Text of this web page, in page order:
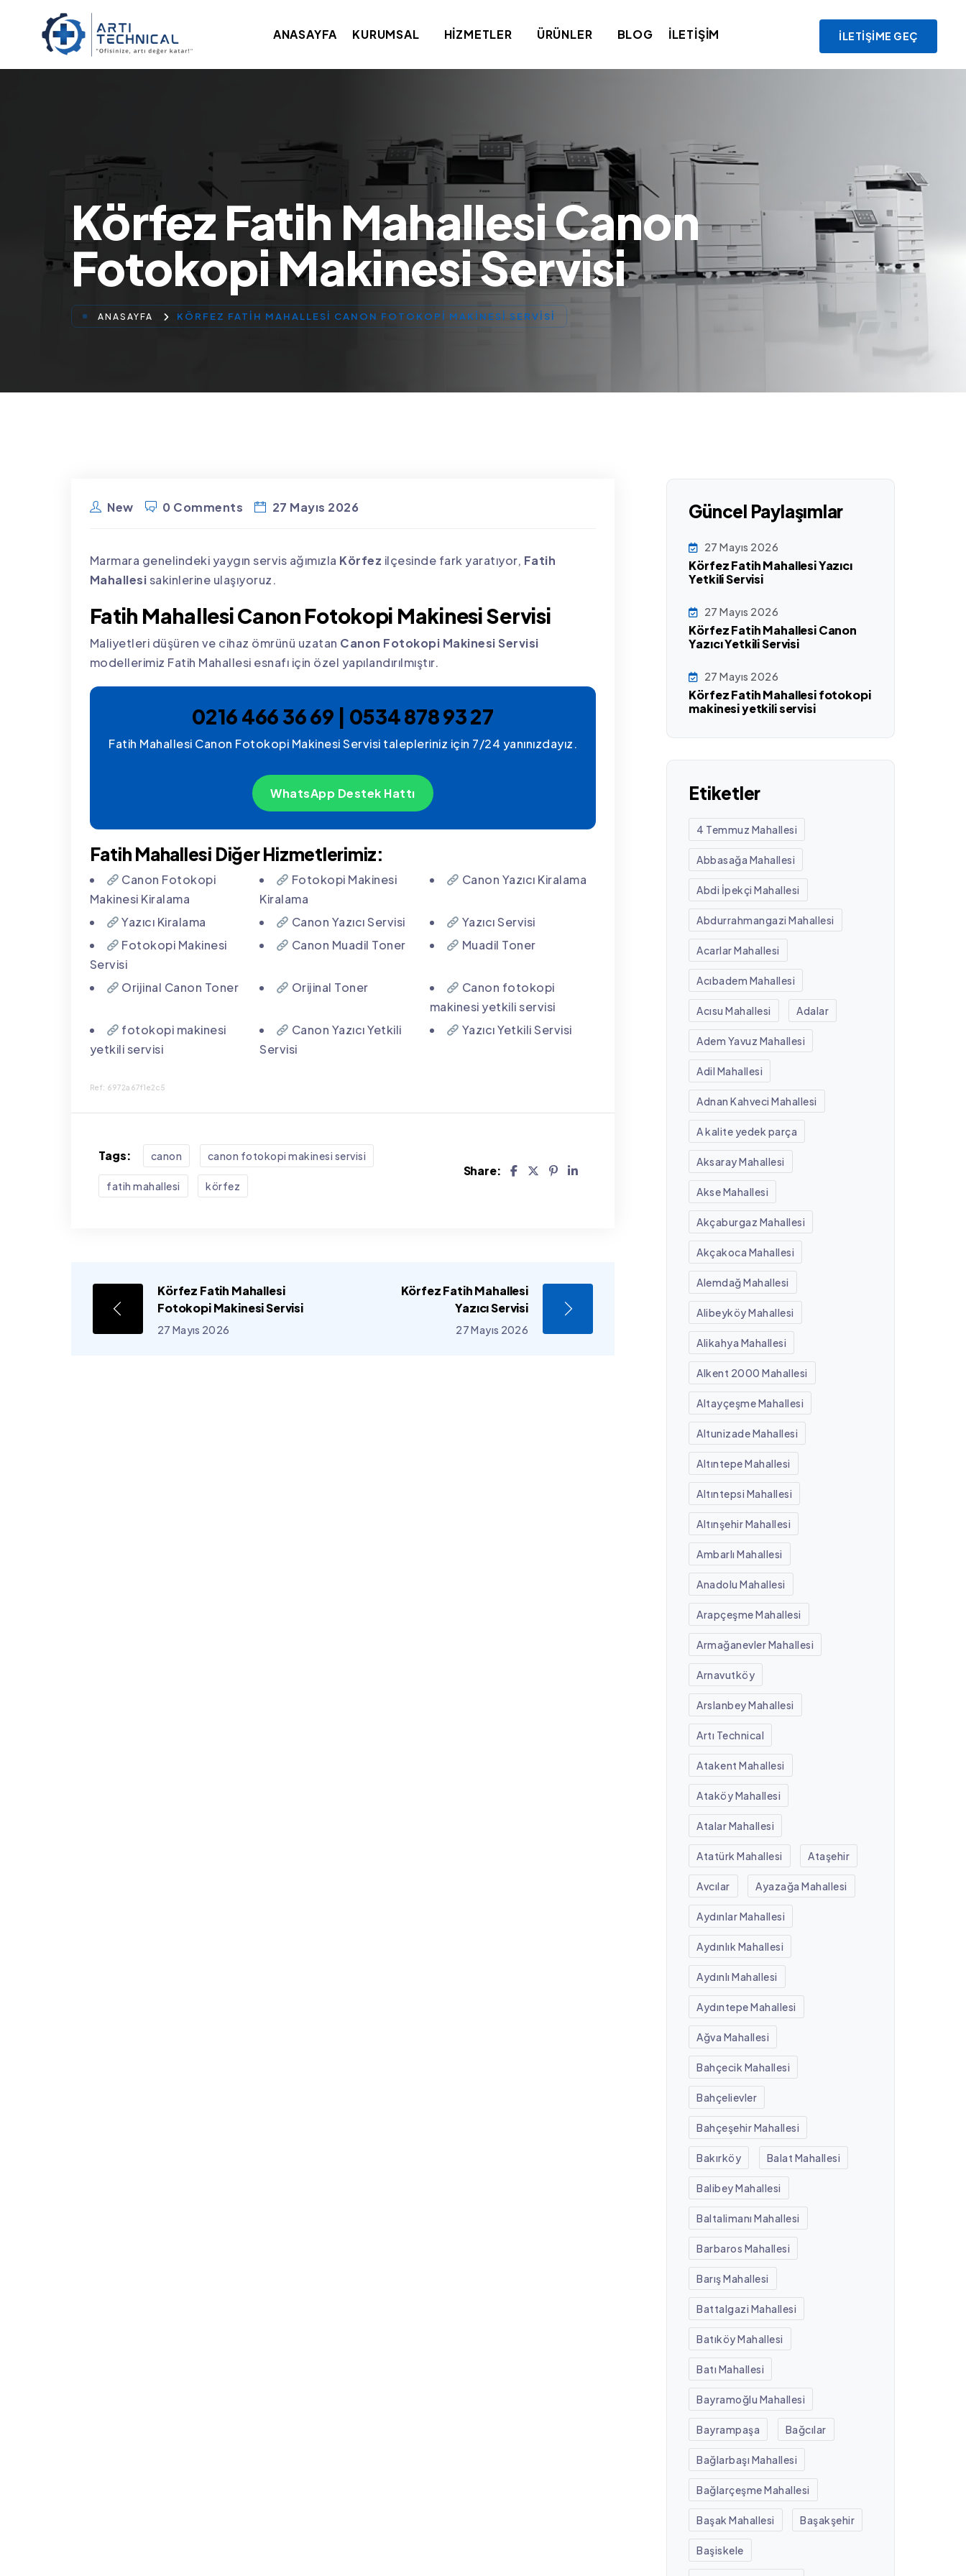
ANASAYFA KURUMSAL HIZMETLER ÜRÜNLER BLOG İLETIŞIM İLETIŞIME GEÇ
Körfez Fatih Mahallesi Canon
Fotokopi Makinesi Servisi
ANASAYFA KÖRFEZ FATIH MAHALLESI CANON FOTOKOPI MAKINESI SERVISI
New 0 Comments 27 Mayıs 2026
Marmara genelindeki yaygın servis ağımızla Körfez ilçesinde fark yaratıyor, Fatih
Mahallesisakinlerine ulaşıyoruz.
Fatih Mahallesi Canon Fotokopi Makinesi Servisi
Maliyetleri düşüren ve cihaz ömrünü uzatan Canon Fotokopi Makinesi Servisi
modellerimiz Fatih Mahallesi esnafı için özel yapılandırılmıştır.
0216 466 36 69 | 0534 878 93 27
Fatih Mahallesi Canon Fotokopi Makinesi Servisi talepleriniz için 7/24 yanınızdayız.
WhatsApp Destek Hattı
Fatih Mahallesi Diğer Hizmetlerimiz:
Canon Fotokopi
Makinesi Kiralama
Fotokopi Makinesi
Kiralama
Canon Yazıcı Kiralama
Yazıcı Kiralama Canon Yazıcı Servisi
Yazıcı Servisi
Fotokopi Makinesi
Servisi
Canon Muadil Toner Muadil Toner
Orijinal Canon Toner Orijinal Toner
Canon fotokopi
makinesi yetkili servisi
fotokopi makinesi
yetkili servisi
Canon Yazıcı Yetkili
Servisi
Yazıcı Yetkili Servisi
Ref: 6972a67f1e2c5
Tags: canon canon fotokopi makinesi servisi
fatih mahallesi körfez
Share:
Körfez Fatih Mahallesi
Fotokopi Makinesi Servisi
27 Mayıs 2026
Körfez Fatih Mahallesi
Yazıcı Servisi
27 Mayıs 2026
Güncel Paylaşımlar
27 Mayıs 2026
Körfez Fatih Mahallesi Yazıcı
Yetkili Servisi
27 Mayıs 2026
Körfez Fatih Mahallesi Canon
Yazıcı Yetkili Servisi
27 Mayıs 2026
Körfez Fatih Mahallesi fotokopi
makinesi yetkili servisi
Etiketler
4 Temmuz Mahallesi
Abbasağa Mahallesi
Abdi İpekçi Mahallesi
Abdurrahmangazi Mahallesi
Acarlar Mahallesi
Acıbadem Mahallesi
Acısu Mahallesi Adalar
Adem Yavuz Mahallesi
Adil Mahallesi
Adnan Kahveci Mahallesi
A kalite yedek parça
Aksaray Mahallesi
Akse Mahallesi
Akçaburgaz Mahallesi
Akçakoca Mahallesi
Alemdağ Mahallesi
Alibeyköy Mahallesi
Alikahya Mahallesi
Alkent 2000 Mahallesi
Altayçeşme Mahallesi
Altunizade Mahallesi
Altıntepe Mahallesi
Altıntepsi Mahallesi
Altınşehir Mahallesi
Ambarlı Mahallesi
Anadolu Mahallesi
Arapçeşme Mahallesi
Armağanevler Mahallesi
Arnavutköy
Arslanbey Mahallesi
Artı Technical
Atakent Mahallesi
Ataköy Mahallesi
Atalar Mahallesi
Atatürk Mahallesi Ataşehir
Avcılar Ayazağa Mahallesi
Aydınlar Mahallesi
Aydınlık Mahallesi
Aydınlı Mahallesi
Aydıntepe Mahallesi
Ağva Mahallesi
Bahçecik Mahallesi
Bahçelievler
Bahçeşehir Mahallesi
Bakırköy Balat Mahallesi
Balibey Mahallesi
Baltalimanı Mahallesi
Barbaros Mahallesi
Barış Mahallesi
Battalgazi Mahallesi
Batıköy Mahallesi
Batı Mahallesi
Bayramoğlu Mahallesi
Bayrampaşa Bağcılar
Bağlarbaşı Mahallesi
Bağlarçeşme Mahallesi
Başak Mahallesi Başakşehir
Başiskele